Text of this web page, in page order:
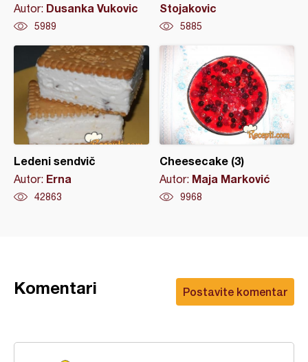
Autor: Dusanka Vukovic
5989
Stojakovic
5885
Ledeni sendvič
Autor: Erna
42863
Cheesecake (3)
Autor: Maja Marković
9968
Postavite komentar
Komentari